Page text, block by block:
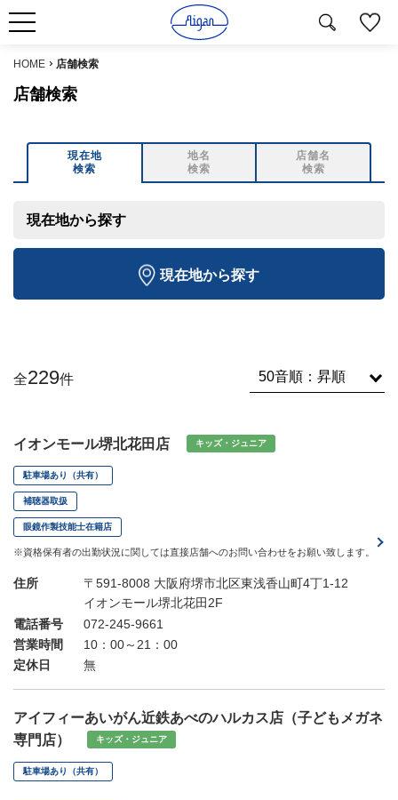
HOME 店舗検索
店舗検索
全229件
イオンモール堺北花田店 キッズ・ジュニア
駐車場あり（共有）
補聴器取扱
眼鏡作製技能士在籍店
※資格保有者の出勤状況に関しては直接店舗へのお問い合わせをお願い致します。
住所
〒591-8008 大阪府堺市北区東浅香山町4丁1-12
イオンモール堺北花田2F
電話番号
072-245-9661
営業時間
10：00～21：00
定休日
無
アイフィーあいがん近鉄あべのハルカス店（子どもメガネ
専門店）
キッズ・ジュニア
駐車場あり（共有）
現在地
検索
地名
検索
店舗名
検索
現在地から探す
現在地から探す